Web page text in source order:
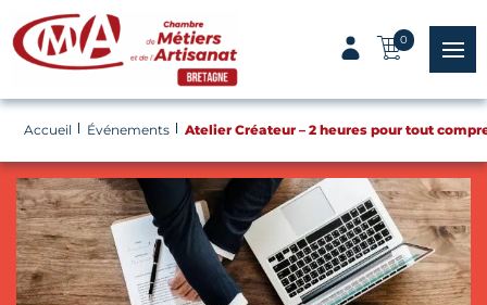
Panneau de gestion des cookies
0
menu
Accueil Événements Atelier Créateur – 2 heures pour tout